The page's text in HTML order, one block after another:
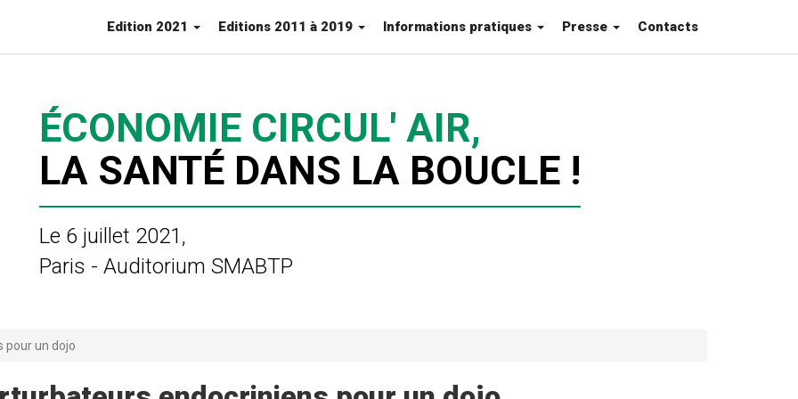
Edition 2021 Editions 2011 à 2019 Informations pratiques Presse Contacts
ÉCONOMIE CIRCUL' AIR,
LA SANTÉ DANS LA BOUCLE !
Le 6 juillet 2021,
Paris - Auditorium SMABTP
pour un dojo